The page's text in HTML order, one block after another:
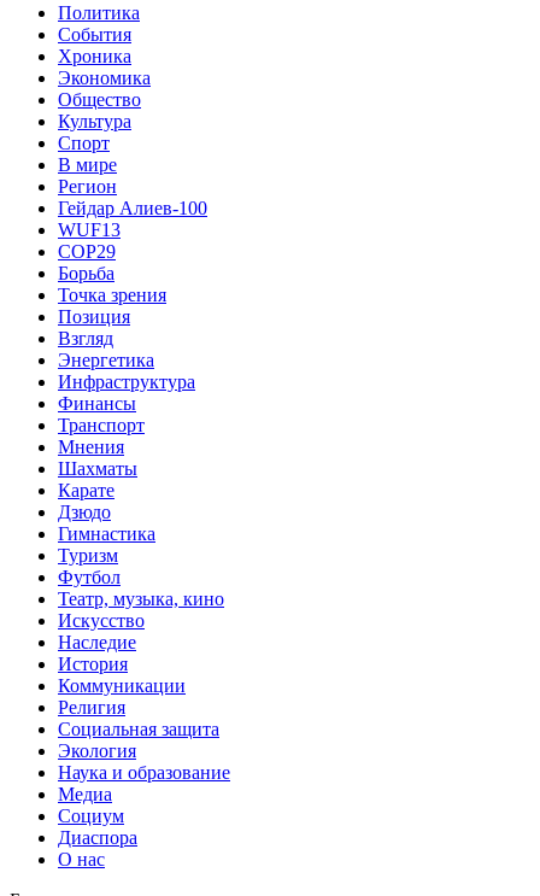
Политика
События
Хроника
Экономика
Общество
Культура
Спорт
В мире
Регион
Гейдар Алиев-100
WUF13
COP29
Борьба
Точка зрения
Позиция
Взгляд
Энергетика
Инфраструктура
Финансы
Транспорт
Мнения
Шахматы
Карате
Дзюдо
Гимнастика
Туризм
Футбол
Театр, музыка, кино
Искусство
Наследие
История
Коммуникации
Религия
Социальная защита
Экология
Наука и образование
Медиа
Социум
Диаспора
О нас